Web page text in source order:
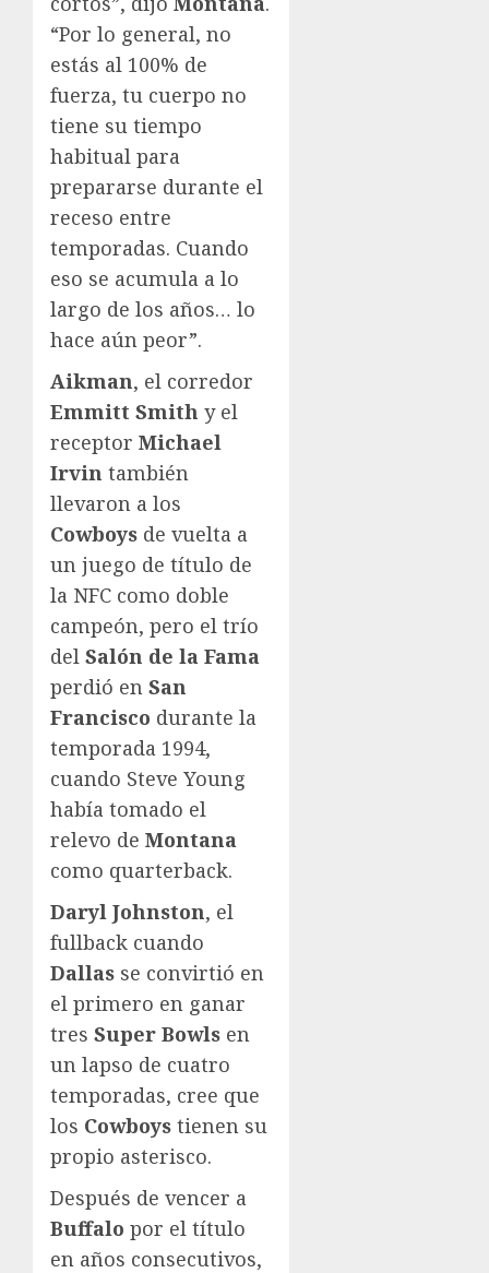
“Por lo general, no
estás al 100% de
fuerza, tu cuerpo no
tiene su tiempo
habitual para
prepararse durante el
receso entre
temporadas. Cuando
eso se acumula a lo
largo de los años… lo
hace aún peor”.
Aikman, el corredor
Emmitt Smith y el
receptor Michael
Irvin también
llevaron a los
Cowboys de vuelta a
un juego de título de
la NFC como doble
campeón, pero el trío
del Salón de la Fama
perdió en San
Francisco durante la
temporada 1994,
cuando Steve Young
había tomado el
relevo de Montana
como quarterback.
Daryl Johnston, el
fullback cuando
Dallas se convirtió en
el primero en ganar
tres Super Bowls en
un lapso de cuatro
temporadas, cree que
los Cowboys tienen su
propio asterisco.
Después de vencer a
Buffalo por el título
en años consecutivos,